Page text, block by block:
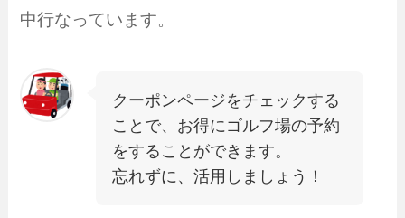
中行なっています。
クーポンページをチェックする
ことで、お得にゴルフ場の予約
をすることができます。
忘れずに、活用しましょう！